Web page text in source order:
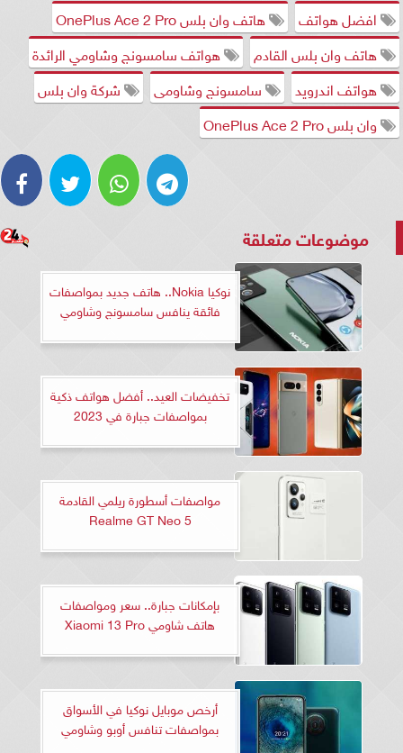
افضل هواتف
هاتف وان بلس OnePlus Ace 2 Pro
هاتف وان بلس القادم
هواتف سامسونج وشاومي الرائدة
هواتف اندرويد
سامسونج وشاومى
شركة وان بلس
وان بلس OnePlus Ace 2 Pro
موضوعات متعلقة
نوكيا Nokia.. هاتف جديد بمواصفات
فائقة ينافس سامسونج وشاومي
تخفيضات العيد.. أفضل هواتف ذكية
بمواصفات جبارة في 2023
مواصفات أسطورة ريلمي القادمة
Realme GT Neo 5
بإمكانات جبارة.. سعر ومواصفات
هاتف شاومي Xiaomi 13 Pro
أرخص موبايل نوكيا في الأسواق
بمواصفات تنافس أوبو وشاومي